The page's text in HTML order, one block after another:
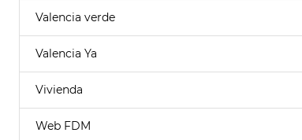
Valencia verde
Valencia Ya
Vivienda
Web FDM